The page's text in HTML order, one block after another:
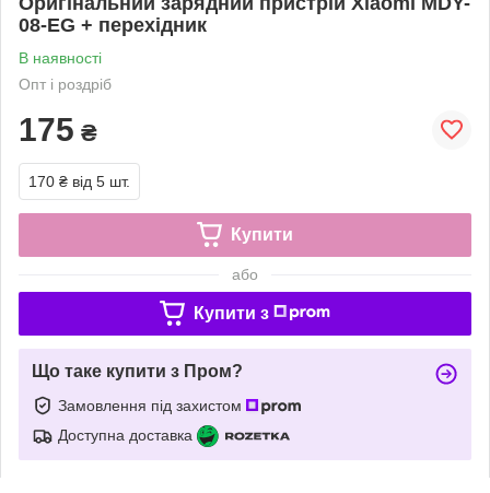
08-EG + перехідник
В наявності
Опт і роздріб
175 ₴
170 ₴ від 5 шт.
Купити
або
Купити з
Що таке купити з Пром?
Замовлення під захистом
Доступна доставка